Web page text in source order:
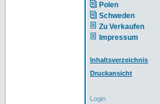
Polen
Schweden
Zu Verkaufen
Impressum
Inhaltsverzeichnis
Druckansicht
Login